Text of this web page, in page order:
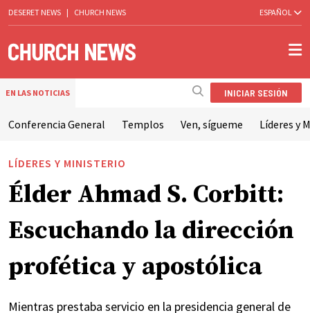
DESERET NEWS | CHURCH NEWS ESPAÑOL
EN LAS NOTICIAS INICIAR SESIÓN
Conferencia General Templos Ven, sígueme Líderes y
LÍDERES Y MINISTERIO
Élder Ahmad S. Corbitt:
Escuchando la dirección
profética y apostólica
Mientras prestaba servicio en la presidencia general de